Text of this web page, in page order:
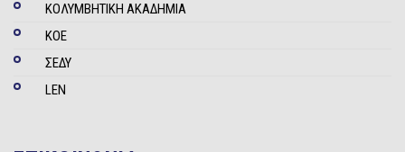
ΚΟΛΥΜΒΗΤΙΚΗ ΑΚΑΔΗΜΙΑ
ΚΟΕ
ΣΕΔΥ
LEN